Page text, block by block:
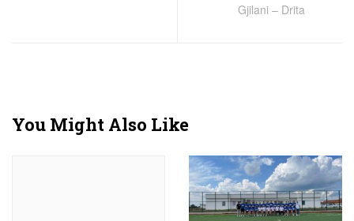
Gjilani – Drita
You Might Also Like